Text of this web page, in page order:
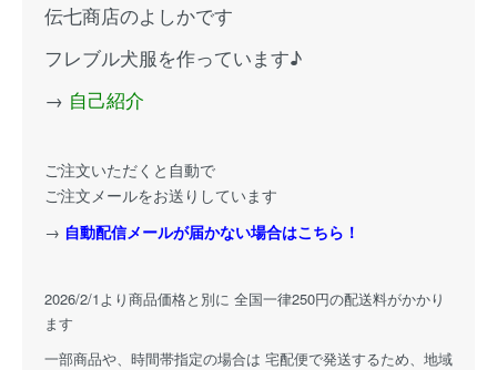
伝七商店のよしかです
フレブル犬服を作っています♪
→ 自己紹介
ご注文いただくと自動で
ご注文メールをお送りしています
→ 自動配信メールが届かない場合はこちら！
2026/2/1より商品価格と別に 全国一律250円の配送料がかかり
ます
一部商品や、時間帯指定の場合は 宅配便で発送するため、地域